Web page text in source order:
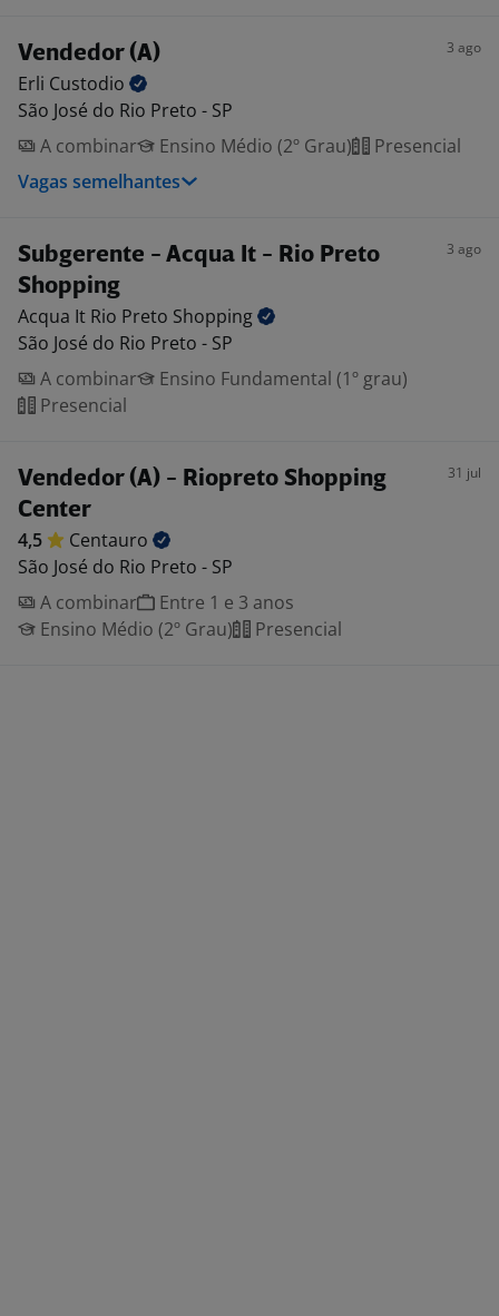
Vendedor (A) 3 ago
Erli Custodio
São José do Rio Preto - SP
A combinar
Ensino Médio (2º Grau)
Presencial
Vagas semelhantes
Subgerente - Acqua It - Rio Preto
Shopping
3 ago
Acqua It Rio Preto Shopping
São José do Rio Preto - SP
A combinar
Ensino Fundamental (1º grau)
Presencial
Vendedor (A) - Riopreto Shopping
Center
31 jul
4,5
Centauro
São José do Rio Preto - SP
A combinar
Entre 1 e 3 anos
Ensino Médio (2º Grau)
Presencial